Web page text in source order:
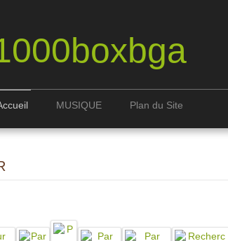
MUSIQUE Plan du Site